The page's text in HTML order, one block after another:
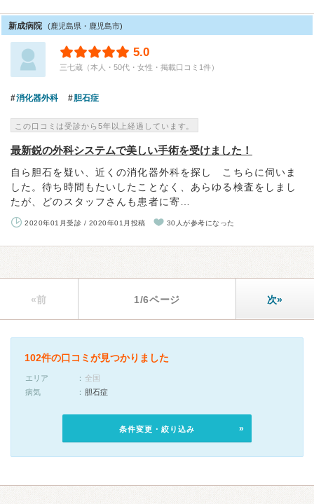
新成病院 (鹿児島県・鹿児島市)
5.0
三七蔵（本人・50代・女性・掲載口コミ1件）
消化器外科 胆石症
この口コミは受診から5年以上経過しています。
最新鋭の外科システムで美しい手術を受けました！
自ら胆石を疑い、近くの消化器外科を探し こちらに伺いま
した。待ち時間もたいしたことなく、あらゆる検査をしまし
たが、どのスタッフさんも患者に寄…
2020年01月受診 / 2020年01月投稿 30人が参考になった
«前 1/6ページ 次»
102件の口コミが見つかりました
エリア
全国
病気
胆石症
条件変更・絞り込み